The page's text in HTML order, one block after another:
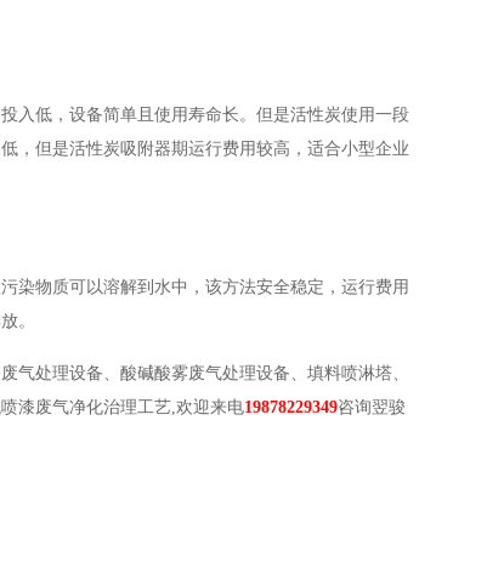
入低，设备简单且使用寿命长。但是活性炭使用一段
，但是活性炭吸附器期运行费用较高，适合小型企业
染物质可以溶解到水中，该方法安全稳定，运行费用
。
废气处理设备、酸碱酸雾废气处理设备、填料喷淋塔、
漆废气净化治理工艺,欢迎来电19878229349咨询翌骏